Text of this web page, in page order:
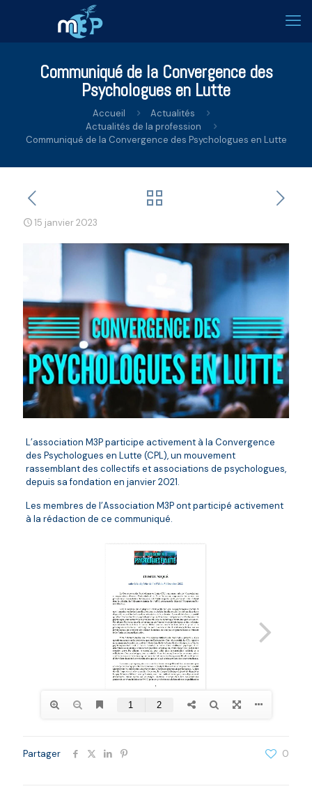
Communiqué de la Convergence des
Psychologues en Lutte
Accueil
Actualités
Actualités de la profession
Communiqué de la Convergence des Psychologues en Lutte
15 janvier 2023
L’association M3P participe activement à la Convergence
des Psychologues en Lutte (CPL), un mouvement
rassemblant des collectifs et associations de psychologues,
depuis sa fondation en janvier 2021.
Les membres de l’Association M3P ont participé activement
à la rédaction de ce communiqué.
Partager 0